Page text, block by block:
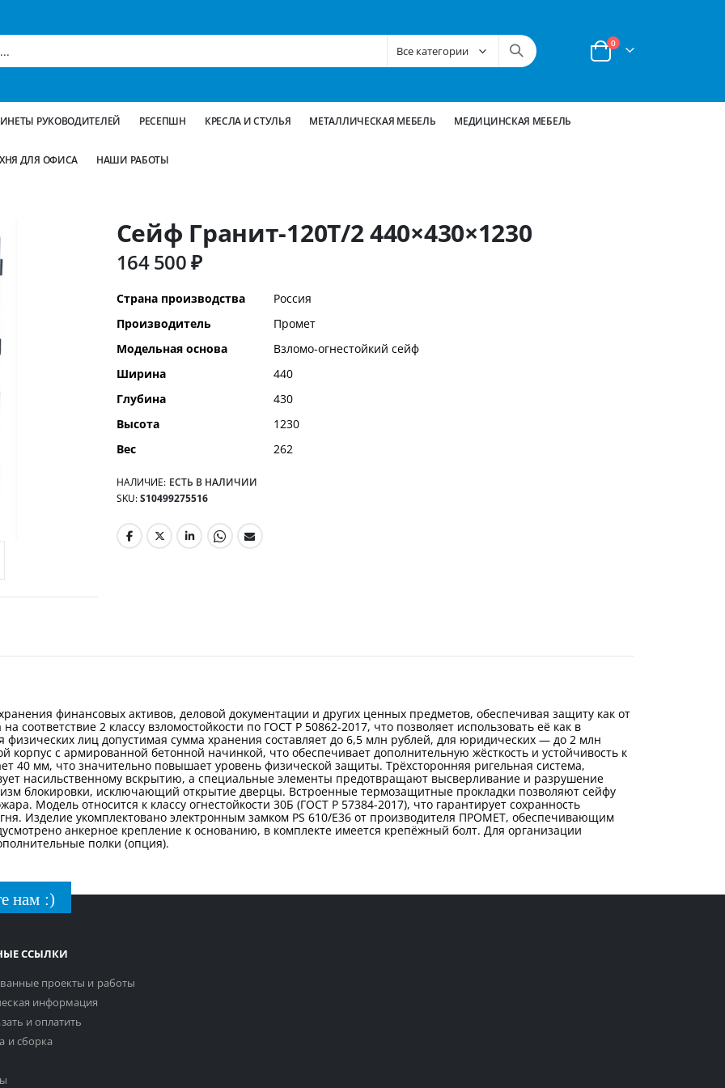
Корзина
0позиции
РУКОВОДИТЕЛЕЙ РЕСЕПШН КРЕСЛА И СТУЛЬЯ МЕТАЛЛИЧЕСКАЯ МЕБЕЛЬ МЕДИЦИНСКАЯ МЕБЕЛЬ
ДЛЯ ОФИСА НАШИ РАБОТЫ
Сейф Гранит-120T/2 440×430×1230
164 500 ₽
Дополнительная
информация
Страна производства
Россия
Производитель
Промет
Модельная основа
Взломо-огнестойкий сейф
Ширина
440
Глубина
430
Высота
1230
Вес
262
НАЛИЧИЕ: ЕСТЬ В НАЛИЧИИ
SKU S10499275516
финансовых активов, деловой документации и других ценных предметов, обеспечивая защиту как от
соответствие 2 классу взломостойкости по ГОСТ Р 50862-2017, что позволяет использовать её как в
лиц допустимая сумма хранения составляет до 6,5 млн рублей, для юридических — до 2 млн
корпус с армированной бетонной начинкой, что обеспечивает дополнительную жёсткость и устойчивость к
40 мм, что значительно повышает уровень физической защиты. Трёхсторонняя ригельная система,
насильственному вскрытию, а специальные элементы предотвращают высверливание и разрушение
блокировки, исключающий открытие дверцы. Встроенные термозащитные прокладки позволяют сейфу
Модель относится к классу огнестойкости 30Б (ГОСТ Р 57384-2017), что гарантирует сохранность
Изделие укомплектовано электронным замком PS 610/E36 от производителя ПРОМЕТ, обеспечивающим
анкерное крепление к основанию, в комплекте имеется крепёжный болт. Для организации
полки (опция).
нам :)
ССЫЛКИ
проекты и работы
информация
и оплатить
и сборка